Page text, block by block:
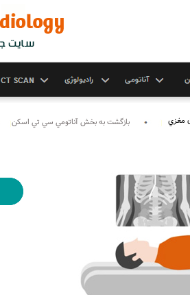
مغزي بازگشت به بخش آناتومي سي تي اسکن